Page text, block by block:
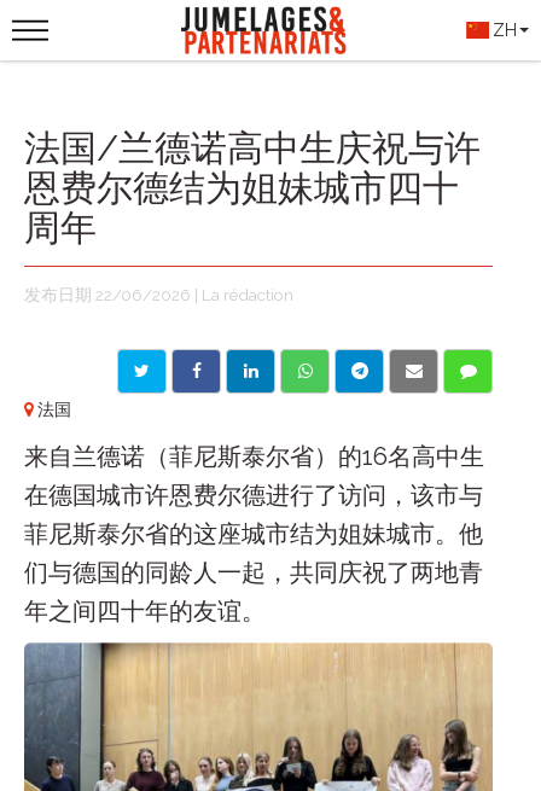
ZH
法国/兰德诺高中生庆祝与许
恩费尔德结为姐妹城市四十
周年
发布日期 22/06/2026 | La rédaction
法国
来自兰德诺（菲尼斯泰尔省）的16名高中生
在德国城市许恩费尔德进行了访问，该市与
菲尼斯泰尔省的这座城市结为姐妹城市。他
们与德国的同龄人一起，共同庆祝了两地青
年之间四十年的友谊。